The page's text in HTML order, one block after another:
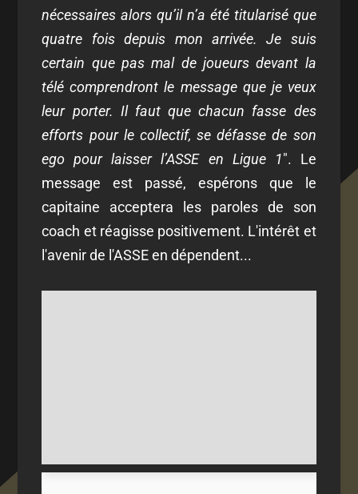
nécessaires alors qu’il n’a été titularisé que
quatre fois depuis mon arrivée. Je suis
certain que pas mal de joueurs devant la
télé comprendront le message que je veux
leur porter. Il faut que chacun fasse des
efforts pour le collectif, se défasse de son
ego pour laisser l’ASSE en Ligue 1". Le
message est passé, espérons que le
capitaine acceptera les paroles de son
coach et réagisse positivement. L'intérêt et
l'avenir de l'ASSE en dépendent...